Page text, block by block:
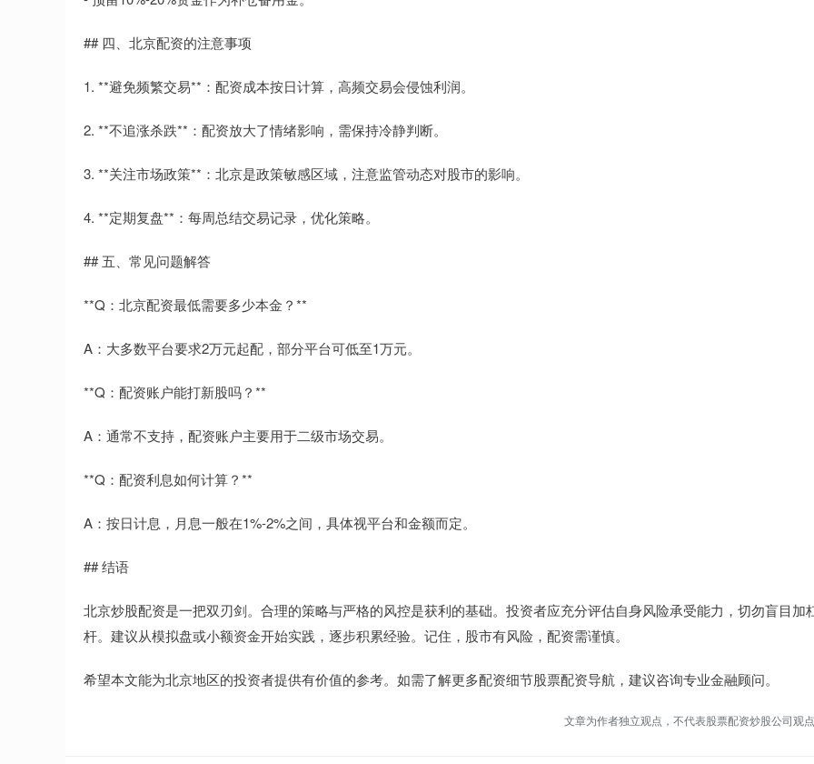
## 四、北京配资的注意事项
1. **避免频繁交易**：配资成本按日计算，高频交易会侵蚀利润。
2. **不追涨杀跌**：配资放大了情绪影响，需保持冷静判断。
3. **关注市场政策**：北京是政策敏感区域，注意监管动态对股市的影响。
4. **定期复盘**：每周总结交易记录，优化策略。
## 五、常见问题解答
**Q：北京配资最低需要多少本金？**
A：大多数平台要求2万元起配，部分平台可低至1万元。
**Q：配资账户能打新股吗？**
A：通常不支持，配资账户主要用于二级市场交易。
**Q：配资利息如何计算？**
A：按日计息，月息一般在1%-2%之间，具体视平台和金额而定。
## 结语
北京炒股配资是一把双刃剑。合理的策略与严格的风控是获利的基础。投资者应充分评估自身风险承受能力，切勿盲目加
杆。建议从模拟盘或小额资金开始实践，逐步积累经验。记住，股市有风险，配资需谨慎。
希望本文能为北京地区的投资者提供有价值的参考。如需了解更多配资细节股票配资导航，建议咨询专业金融顾问。
文章为作者独立观点，不代表股票配资炒股公司观点